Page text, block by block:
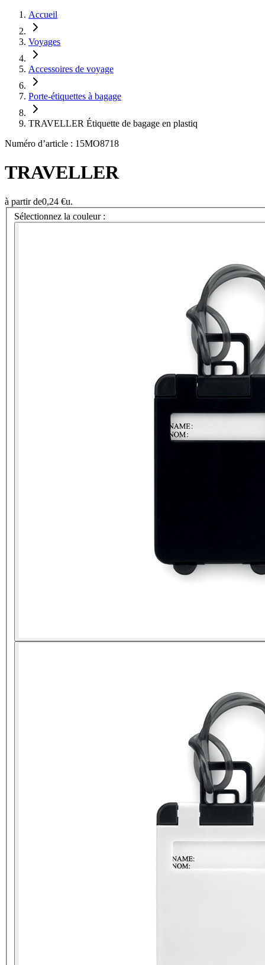
Accueil
Voyages
Accessoires de voyage
Porte-étiquettes à bagage
TRAVELLER Étiquette de bagage en plastiq
Numéro d’article : 15MO8718
TRAVELLER
à partir de0,24 €u.
Sélectionnez la couleur :